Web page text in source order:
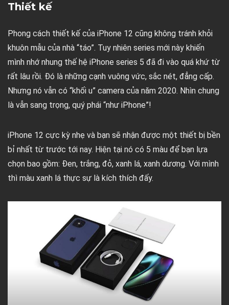
Thiết kế
Phong cách thiết kế của iPhone 12 cũng không tránh khỏi
khuôn mẫu của nhà “táo”. Tuy nhiên series mới này khiến
mình nhớ nhung thế hệ iPhone series 5 đã đi vào quá khứ từ
rất lâu rồi. Đó là những cạnh vuông vức, sắc nét, đẳng cấp.
Nhưng nó vẫn có “khối u” camera của năm 2020. Nhìn chung
là vẫn sang trọng, quý phái “như iPhone”!
iPhone 12 cực kỳ nhẹ và bạn sẽ nhận được một thiết bị bền
bỉ nhất từ trước tới nay. Hiện tại nó có 5 màu để bạn lựa
chọn bao gồm: Đen, trắng, đỏ, xanh lá, xanh dương. Với mình
thì màu xanh lá thực sự là kích thích đấy.